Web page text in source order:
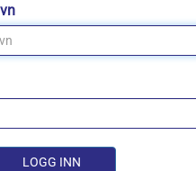
LOGG INN